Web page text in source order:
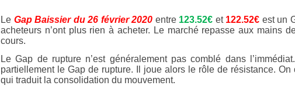
Le Gap Baissier du 26 février 2020 entre 123.52€ et 122.52€ est un
acheteurs n’ont plus rien à acheter. Le marché repasse aux mains
cours.
Le Gap de rupture n’est généralement pas comblé dans
partiellement le Gap de rupture. Il joue alors le rôle de résistance.
qui traduit la consolidation du mouvement.